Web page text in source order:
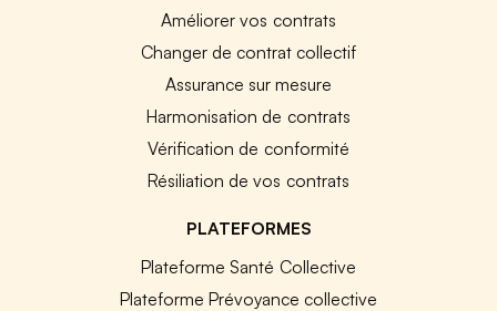
Améliorer vos contrats
Changer de contrat collectif
Assurance sur mesure
Harmonisation de contrats
Vérification de conformité
Résiliation de vos contrats
PLATEFORMES
Plateforme Santé Collective
Plateforme Prévoyance collective